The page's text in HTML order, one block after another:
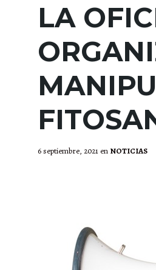
LA
6 septiembre, 2021 en NOTICIAS